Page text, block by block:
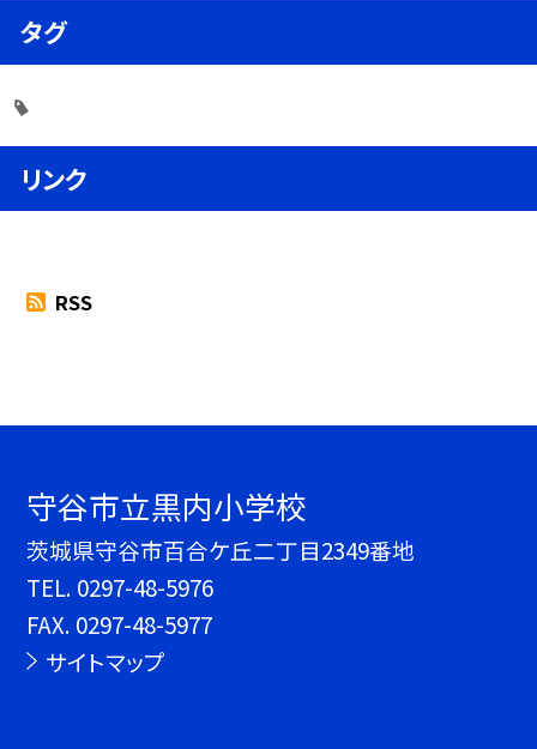
タグ
リンク
RSS
守谷市立黒内小学校
茨城県守谷市百合ケ丘二丁目2349番地
TEL. 0297-48-5976
FAX. 0297-48-5977
サイトマップ